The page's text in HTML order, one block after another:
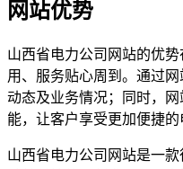
网站优势
山西省电力公司网站的优
用、服务贴心周到。通过
动态及业务情况；同时，
能，让客户享受更加便捷的
山西省电力公司网站是一